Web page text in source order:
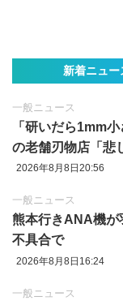
新着ニュー
一般ニュース
「研いだら1mm
の老舗刃物店「悲
2026年8月8日20:56
一般ニュース
熊本行きANA機が
不具合で
2026年8月8日16:24
一般ニュース